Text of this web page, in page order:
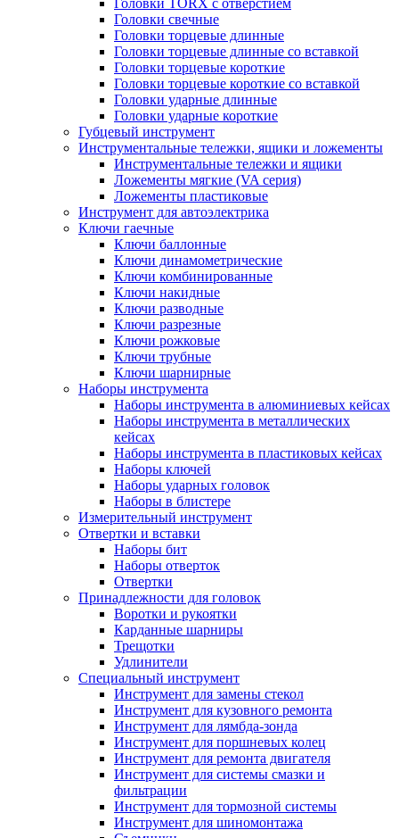
Головки TORX с отверстием
Головки свечные
Головки торцевые длинные
Головки торцевые длинные со вставкой
Головки торцевые короткие
Головки торцевые короткие со вставкой
Головки ударные длинные
Головки ударные короткие
Губцевый инструмент
Инструментальные тележки, ящики и ложементы
Инструментальные тележки и ящики
Ложементы мягкие (VA серия)
Ложементы пластиковые
Инструмент для автоэлектрика
Ключи гаечные
Ключи баллонные
Ключи динамометрические
Ключи комбинированные
Ключи накидные
Ключи разводные
Ключи разрезные
Ключи рожковые
Ключи трубные
Ключи шарнирные
Наборы инструмента
Наборы инструмента в алюминиевых кейсах
Наборы инструмента в металлических
кейсах
Наборы инструмента в пластиковых кейсах
Наборы ключей
Наборы ударных головок
Наборы в блистере
Измерительный инструмент
Отвертки и вставки
Наборы бит
Наборы отверток
Отвертки
Принадлежности для головок
Воротки и рукоятки
Карданные шарниры
Трещотки
Удлинители
Специальный инструмент
Инструмент для замены стекол
Инструмент для кузовного ремонта
Инструмент для лямбда-зонда
Инструмент для поршневых колец
Инструмент для ремонта двигателя
Инструмент для системы смазки и
фильтрации
Инструмент для тормозной системы
Инструмент для шиномонтажа